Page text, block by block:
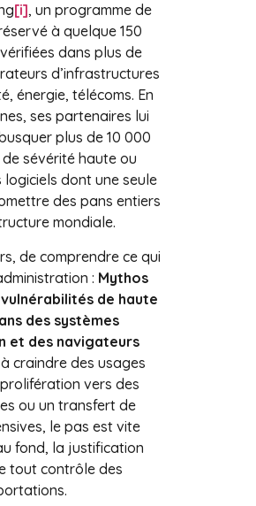
[i], un programme de
à quelque 150
dans plus de
d’infrastructures
énergie, télécoms. En
ses partenaires lui
plus de 10 000
sévérité haute ou
dont une seule
des pans entiers
mondiale.
de comprendre ce qui
: Mythos
de haute
des systèmes
et des navigateurs
craindre des usages
vers des
ou un transfert de
le pas est vite
fond, la justification
tout contrôle des